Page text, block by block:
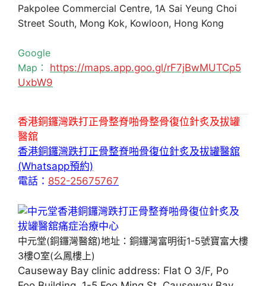
Pakpolee Commercial Centre, 1A Sai Yeung Choi
Street South, Mong Kok, Kowloon, Hong Kong
Google
Map： https://maps.app.goo.gl/rF7jBwMUTCp5
UxbW9
香港銅鑼灣跌打正骨整脊啪骨整骨復位針炙及拔罐
醫舘
香港銅鑼灣跌打正骨整脊啪骨復位針炙及拔罐醫舘
(Whatsapp預約)
電話： 852-25675767
中元堂(銅鑼灣醫舘)地址：銅鑼灣富明街1-5號寶富大樓
3樓O室(么鳳樓上)
Causeway Bay clinic address: Flat O 3/F, Po